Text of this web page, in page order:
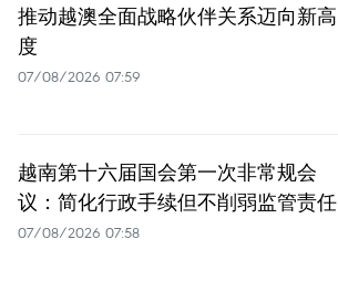
推动越澳全面战略伙伴关系迈向新高
度
07/08/2026 07:59
越南第十六届国会第一次非常规会
议：简化行政手续但不削弱监管责任
07/08/2026 07:58